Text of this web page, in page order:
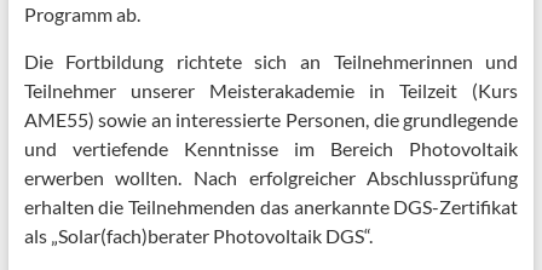
Programm ab.
Die Fortbildung richtete sich an Teilnehmerinnen und
Teilnehmer unserer Meisterakademie in Teilzeit (Kurs
AME55) sowie an interessierte Personen, die grundlegende
und vertiefende Kenntnisse im Bereich Photovoltaik
erwerben wollten. Nach erfolgreicher Abschlussprüfung
erhalten die Teilnehmenden das anerkannte DGS-Zertifikat
als „Solar(fach)berater Photovoltaik DGS“.